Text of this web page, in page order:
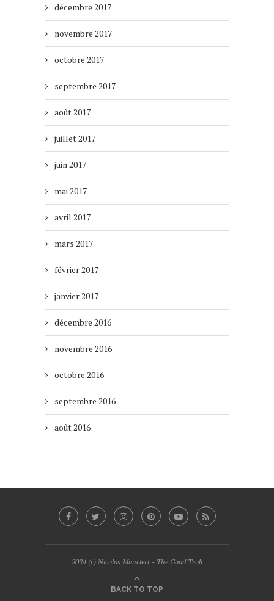
décembre 2017
novembre 2017
octobre 2017
septembre 2017
août 2017
juillet 2017
juin 2017
mai 2017
avril 2017
mars 2017
février 2017
janvier 2017
décembre 2016
novembre 2016
octobre 2016
septembre 2016
août 2016
2024 (c) Nicolas Mauclert - The Good Troll
BACK TO TOP